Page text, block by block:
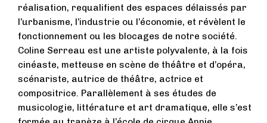
réalisation, requalifient des espaces délaissés par
l’urbanisme, l’industrie ou l’économie, et révèlent le
fonctionnement ou les blocages de notre société.
Coline Serreau est une artiste polyvalente, à la fois
cinéaste, metteuse en scène de théâtre et d’opéra,
scénariste, autrice de théâtre, actrice et
compositrice. Parallèlement à ses études de
musicologie, littérature et art dramatique, elle s’est